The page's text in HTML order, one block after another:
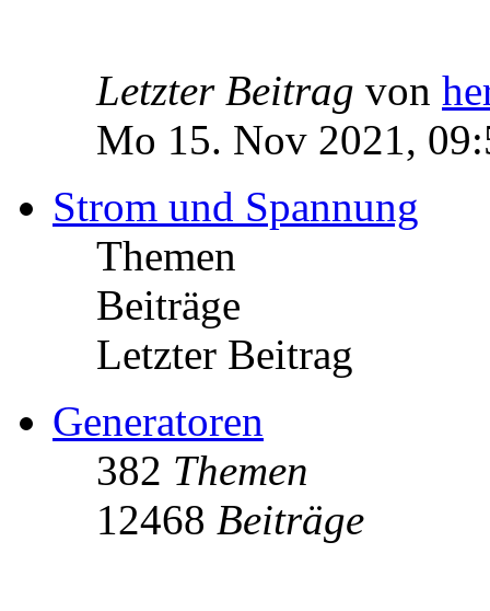
Letzter Beitrag von
Mo 15. Nov 2021,
Strom und Spannung
Themen
Beiträge
Letzter Beitrag
Generatoren
382 Themen
12468 Beiträge